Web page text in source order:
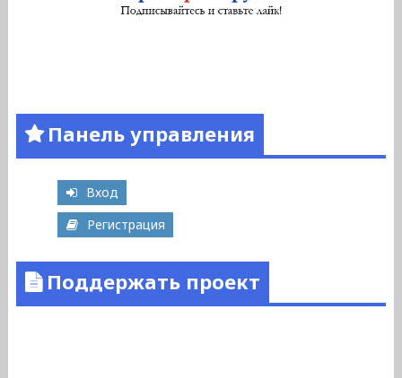
Панель управления
Вход
Регистрация
Поддержать проект